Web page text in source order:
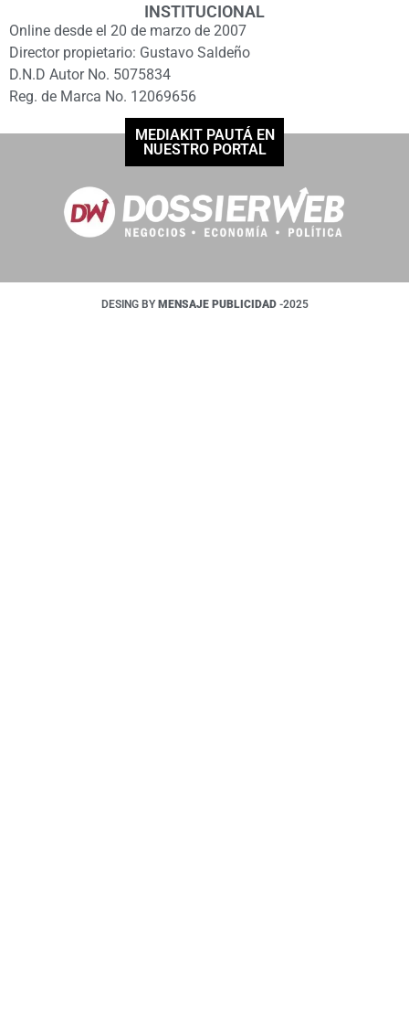
INSTITUCIONAL
Online desde el 20 de marzo de 2007
Director propietario: Gustavo Saldeño
D.N.D Autor No. 5075834
Reg. de Marca No. 12069656
MEDIAKIT PAUTÁ EN
NUESTRO PORTAL
DESING BY MENSAJE PUBLICIDAD -2025